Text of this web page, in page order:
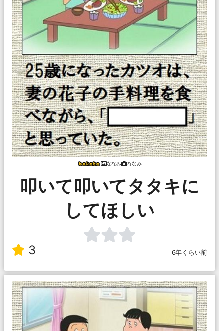
ななみ ななみ
叩いて叩いてタタキに
してほしい
3 6年くらい前